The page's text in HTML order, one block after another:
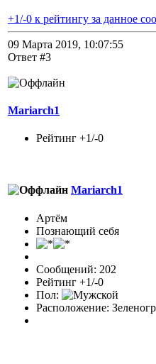
+1/-0 к рейтингу за данное
09 Марта 2019, 10:07:55
Ответ #3
Mariarch1
Рейтинг +1/-0
Mariarch1
Артём
Познающий себя
Сообщений: 202
Рейтинг +1/-0
Пол:
Расположение: